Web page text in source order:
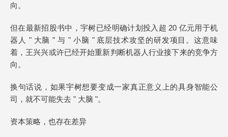
向。
但在最新招股书中，宇树已经明确计划投入超 20 亿元用于机
器人 " 大脑 " 与 " 小脑 " 底层技术攻坚的研发项目。这意味
着，王兴兴或许已经开始重新判断机器人行业接下来的竞争方
向。
换句话说，如果宇树想要变成一家真正意义上的具身智能公
司，就不可能失去 " 大脑 "。
资本策略，也存在差异